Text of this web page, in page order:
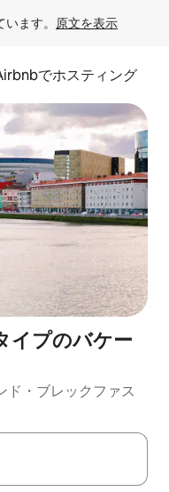
ます。 原文を表示
でホスティング
イプのバケー
・ブレックファス
キーを使って移動するか